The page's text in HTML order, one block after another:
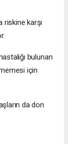
riskine karşı
bulunan
için
da don